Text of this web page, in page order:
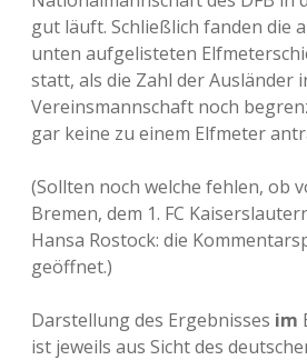
gut läuft. Schließlich fanden die
unten aufgelisteten
statt, als die Zahl der Ausländer
Vereinsmannschaft noch
gar keine zu einem Elfmeter
(Sollten noch welche fehlen, ob
Bremen, dem 1. FC
Hansa Rostock: die
geöffnet.)
Darstellung des Ergebnisses im
ist jeweils aus Sicht des